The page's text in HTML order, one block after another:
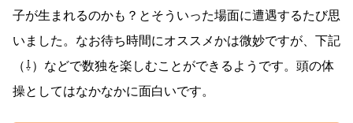
子が生まれるのかも？とそういった場面に遭遇するたび思
いました。なお待ち時間にオススメかは微妙ですが、下記
（⇩）などで数独を楽しむことができるようです。頭の体
操としてはなかなかに面白いです。